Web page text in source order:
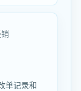
单记录和